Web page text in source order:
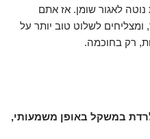
לאגור שומן. אז אתם
ומצליחים לשלוט טוב יותר על
רק בחוכמה.
במשקל באופן משמעותי,